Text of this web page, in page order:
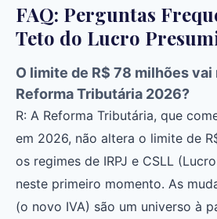
FAQ: Perguntas
Teto do Lucro
O limite de R$ 78 milhões vai
Reforma Tributária 2026?
R: A Reforma Tributária, que
em 2026, não altera o limite de
os regimes de IRPJ e CSLL
neste primeiro momento. As
(o novo IVA) são um universo à